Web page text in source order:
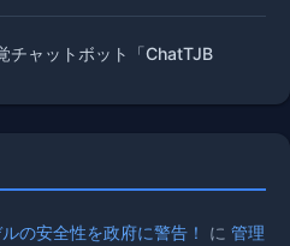
チャットボット「ChatTJB
の安全性を政府に警告！ に 管理